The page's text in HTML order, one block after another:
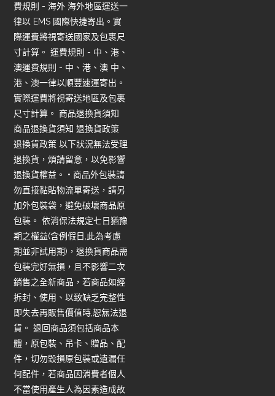
費規則 - 海外 海外地區運送一
律以 EMS 國際快捷寄出。實
際運費將視寄送國家及包裹尺
寸計算。 運費規則 - 中、港、
澳運費規則 - 中、港、澳 中、
港、澳一律以順豐速運寄出。
實際運費將視寄送地區及包裹
尺寸計算。 商品退換貨須知
商品退換貨須知 退換貨政策
退換貨政策 以下狀況無法受理
退換貨，煩請留意，以免影響
退換貨權益。 • 商品外包裝請
勿直接黏貼物流單寄送，請另
加外包裝袋，避免破壞商品原
包裝。 依消保法規定七日猶豫
期之權益(含例假日,此為考慮
期並非試用期)，退換貨商品需
包裝完好無損，且不影響二次
銷售之全新商品，若商品如經
拆封、使用、以致缺乏完整性
即失去再販售價值時,恕無法退
貨。 退回商品須包括商品本
體，原包裝、吊卡、贈品、配
件，切勿毀損原包裝或遺漏任
何配件，若商品因消費者個人
不當使用產生人為因素造成故